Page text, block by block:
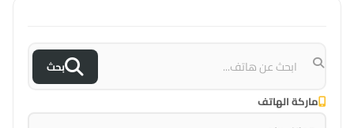
بحث
ماركة الهاتف